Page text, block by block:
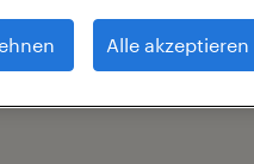
Alle akzeptieren